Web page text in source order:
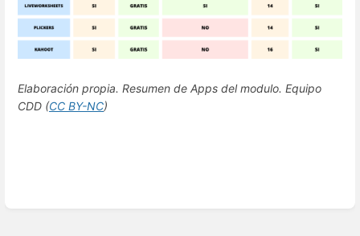
Elaboración propia. Resumen de Apps del modulo. Equipo
CDD (CC BY-NC)